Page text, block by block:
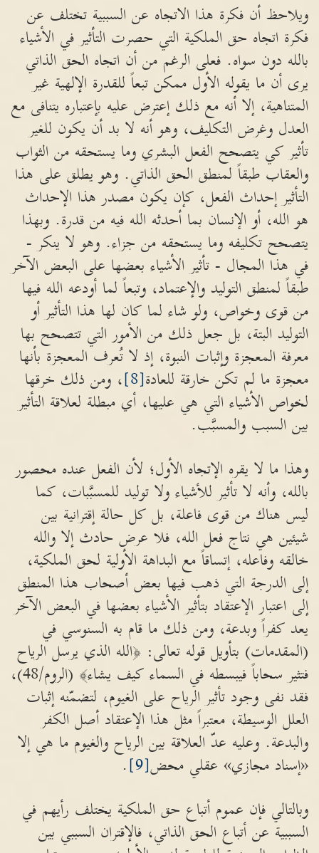
ويلاحظ أن فكرة هذا الاتجاه عن السببية تختلف عن
فكرة اتجاه حق الملكية التي حصرت التأثير في الأشياء
بالله دون سواه. فعلى الرغم من أن اتجاه الحق الذاتي
يرى أن ما يقوله الأول ممكن تبعاً للقدرة الإلهية غير
المتناهية، إلا أنه مع ذلك إعترض عليه بإعتباره يتنافى مع
العدل وغرض التكليف، وهو أنه لا بد أن يكون للغير
تأثير كي يتصحح الفعل البشري وما يستحقه من الثواب
والعقاب طبقاً لمنطق الحق الذاتي. وهو يطلق على هذا
التأثير إحداث الفعل، كإن يكون مصدر هذا الإحداث
هو الله، أو الإنسان بما أحدثه الله فيه من قدرة. وبهذا
يتصحح تكليفه وما يستحقه من جزاء. وهو لا ينكر -
في هذا المجال - تأثير الأشياء بعضها على البعض الآخر
طبقاً لمنطق التوليد والإعتماد، وتبعاً لما أودعه الله فيها
من قوى وخواص، ولو شاء لما كان لها هذا التأثير أو
التوليد البتة، بل جعل ذلك من الأمور التي تتصحح بها
معرفة المعجزة وإثبات النبوة، إذ لا تُعرف المعجزة بأنها
معجزة ما لم تكن خارقة للعادة[8]
، ومن ذلك خرقها
لخواص الأشياء التي هي عليها، أي مبطلة لعلاقة التأثير
بين السبب والمسبَّب.
وهذا ما لا يقره الإتجاه الأول؛ لأن الفعل عنده محصور
بالله، وأنه لا تأثير للأشياء ولا توليد للمسبَّبات، كما
ليس هناك من قوى فاعلة، بل كل حالة إقترانية بين
شيئين هي نتاج فعل الله، فلا عرض حادث إلا والله
خالقه وفاعله، إتساقاً مع البداهة الأولية لحق الملكية،
إلى الدرجة التي ذهب فيها بعض أصحاب هذا المنطق
إلى اعتبار الإعتقاد بتأثير الأشياء بعضها في البعض الآخر
يعد كفراً وبدعة، ومن ذلك ما قام به السنوسي في
(المقدمات) بتأويل قوله تعالى: ﴿الله الذي يرسل الرياح
فتثير سحاباً فيبسطه في السماء كيف يشاء﴾ (الروم/48)،
فقد نفى وجود تأثير الرياح على الغيوم، لتضمّنه إثبات
العلل الوسيطة، معتبراً مثل هذا الإعتقاد أصل الكفر
والبدعة. وعليه عدّ العلاقة بين الرياح والغيوم ما هي إلا
«إسناد مجازي» عقلي محض[9]
.
وبالتالي فإن عموم أتباع حق الملكية يختلف رأيهم في
السببية عن أتباع الحق الذاتي، فالإقتران السببي بين